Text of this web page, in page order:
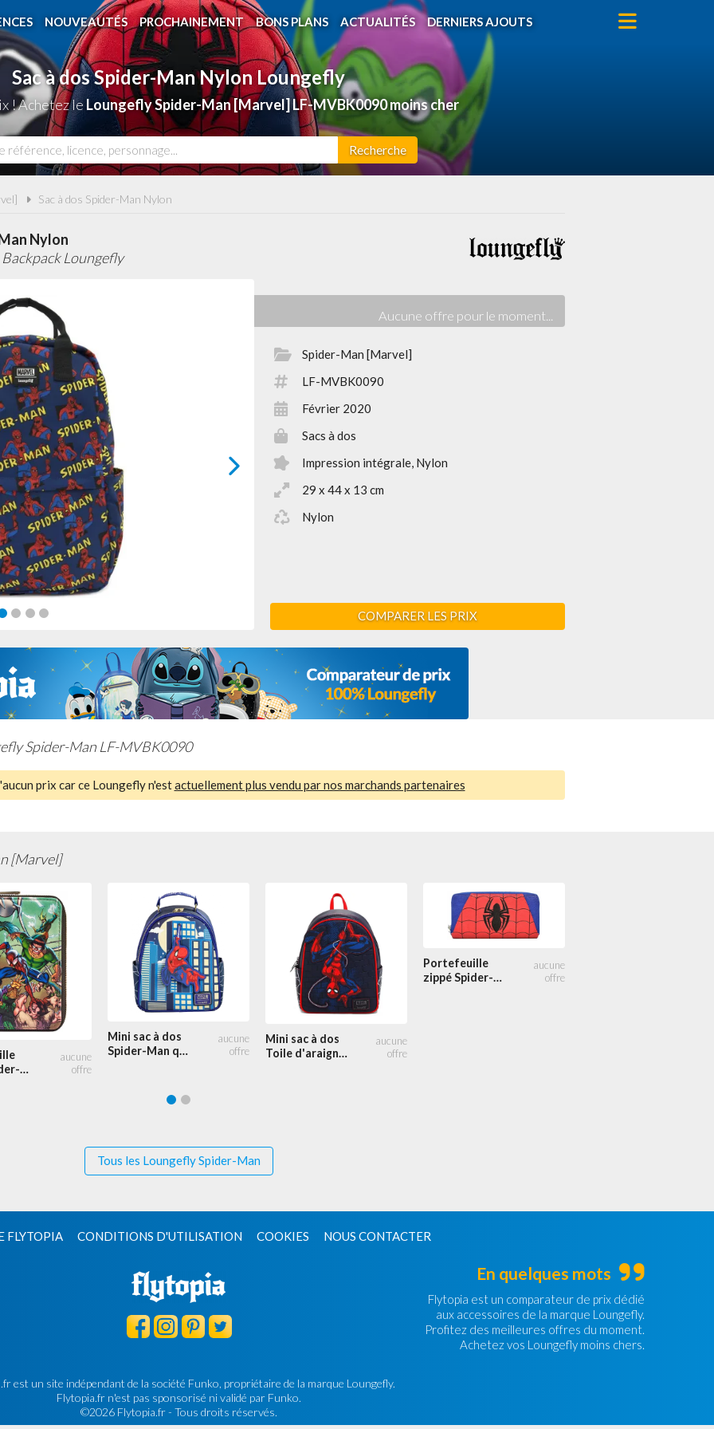
NOUVEAUTÉS PROCHAINEMENT BONS PLANS ACTUALITÉS DERNIERS AJOUTS
Sac à dos Spider-Man Nylon Loungefly
! Achetez le Loungefly Spider-Man [Marvel] LF-MVBK0090 moins cher
Recherche
Sac à dos Spider-Man Nylon
Nylon
Loungefly
Spider-Man [Marvel]
LF-MVBK0090
Février 2020
Sacs à dos
Impression intégrale, Nylon
29 x 44 x 13 cm
Nylon
COMPARER LES PRIX
Spider-Man LF-MVBK0090
prix car ce Loungefly n'estactuellement plus vendu par nos marchands partenaires
[Marvel]
Mini sac à dos
Spider-Man qui
Mini sac à dos
Toile d'araignée
Portefeuille
zippé Spider-
Tous les Loungefly Spider-Man
FLYTOPIA CONDITIONS D'UTILISATION COOKIES NOUS CONTACTER
En quelques mots
Flytopia est un comparateur de prix dédié
aux accessoires de la marque Loungefly.
Profitez des meilleures offres du moment.
Achetez vos Loungefly moins chers.
est un site indépendant de la société Funko, propriétaire de la marque Loungefly.
Flytopia.fr n'est pas sponsorisé ni validé par Funko.
©2026 Flytopia.fr - Tous droits réservés.